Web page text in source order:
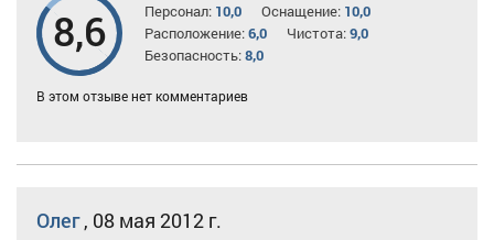
8,6 Персонал: 10,0 Оснащение: 10,0
Расположение:6,0 Чистота:9,0
Безопасность:8,0
В этом отзыве нет комментариев
Олег, 08 мая 2012 г.